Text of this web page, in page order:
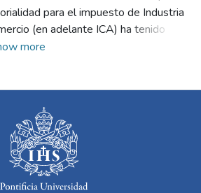
Lizeth Johanna;Moreno Castro,
Eduardo
para el impuesto de Industria
(en adelante ICA) ha tenido
dado que gran parte de los
municipios del país, por eso resulta
identificar adecuadamente el
de territorialidad para aplicarlo
La problemática de
ha surgido desde años atrás,
more